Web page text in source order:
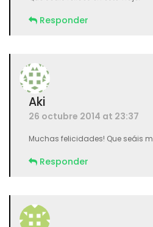
Responder
Aki
26 octubre 2014 at 23:37
Muchas felicidades! Que seáis
Responder